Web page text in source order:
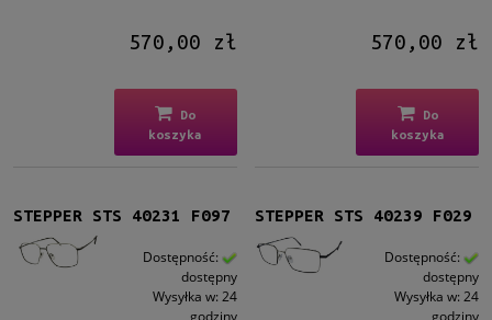
570,00 zł
Do
koszyka
570,00 zł
Do
koszyka
STEPPER STS 40231 F097
Dostępność:
dostępny
Wysyłka w: 24
godziny
STEPPER STS 40239 F029
Dostępność:
dostępny
Wysyłka w: 24
godziny